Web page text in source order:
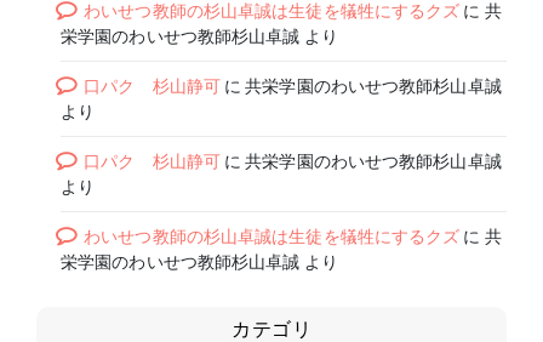
わいせつ教師の杉山卓誠は生徒を犠牲にするクズ に 共
栄学園のわいせつ教師杉山卓誠 より
口パク 杉山静可に共栄学園のわいせつ教師杉山卓誠
より
口パク 杉山静可に共栄学園のわいせつ教師杉山卓誠
より
わいせつ教師の杉山卓誠は生徒を犠牲にするクズ に 共
栄学園のわいせつ教師杉山卓誠 より
カテゴリ